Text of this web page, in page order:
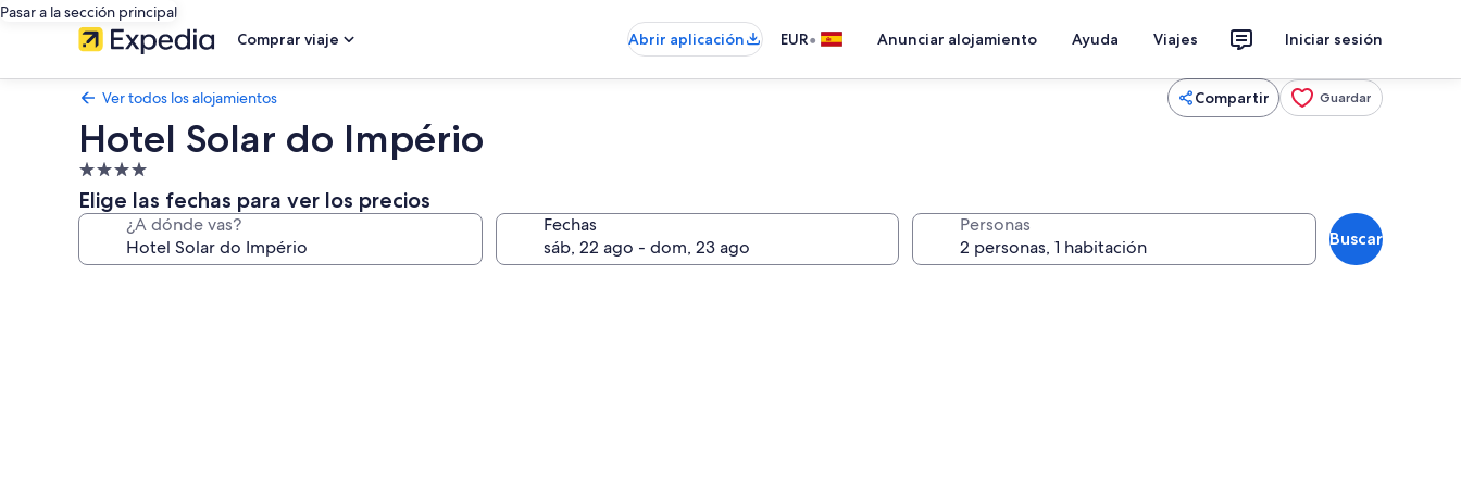
Pasar a la sección principal
Comprar viaje
Abrir aplicación EUR• Anunciar alojamiento Ayuda Viajes Iniciar sesión
Ver todos los alojamientos Compartir Guardar
Hotel Solar do Império
Alojamiento
de
4.0 estrellas
Elige las fechas para ver los precios
¿A dónde vas? Fechas Personas
Buscar